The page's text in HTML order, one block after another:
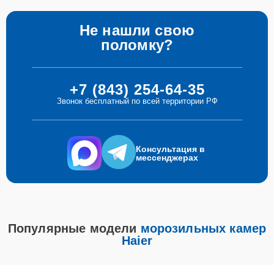
Не нашли свою
поломку?
+7 (843) 254-64-35
Звонок бесплатный по всей территории РФ
Консультация в
мессенджерах
Популярные модели морозильных камер
Haier